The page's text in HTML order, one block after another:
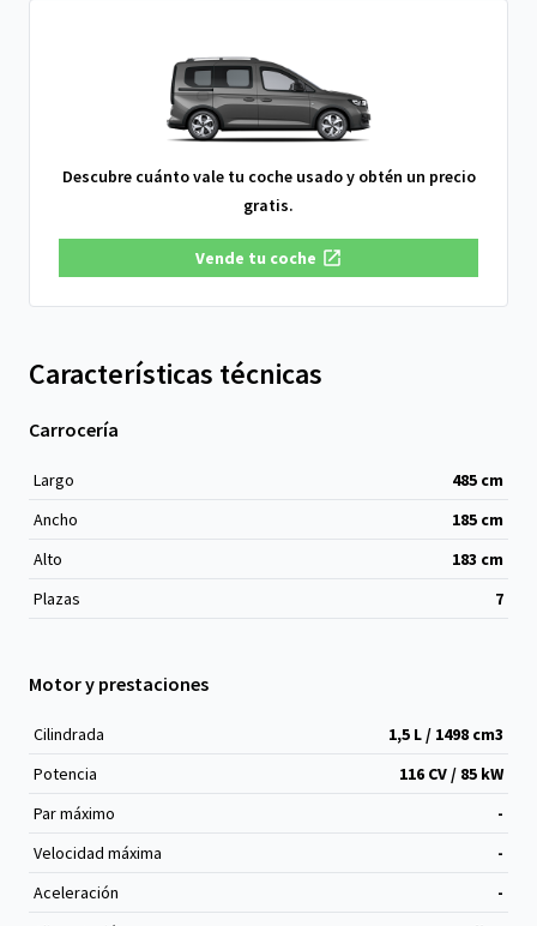
Descubre cuánto vale tu coche usado y obtén un precio
gratis.
Vende tu coche
Características técnicas
Carrocería
Largo 485 cm
Ancho
185 cm
Alto
183 cm
Plazas
7
Motor y prestaciones
Cilindrada 1,5 L / 1498 cm3
Potencia
116 CV / 85 kW
Par máximo
-
Velocidad máxima
-
Aceleración
-